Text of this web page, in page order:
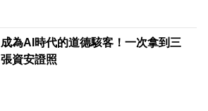
成為AI時代的道德駭客！一次拿到三
張資安證照